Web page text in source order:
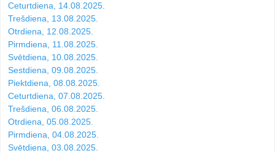
Ceturtdiena, 14.08.2025.
Trešdiena, 13.08.2025.
Otrdiena, 12.08.2025.
Pirmdiena, 11.08.2025.
Svētdiena, 10.08.2025.
Sestdiena, 09.08.2025.
Piektdiena, 08.08.2025.
Ceturtdiena, 07.08.2025.
Trešdiena, 06.08.2025.
Otrdiena, 05.08.2025.
Pirmdiena, 04.08.2025.
Svētdiena, 03.08.2025.